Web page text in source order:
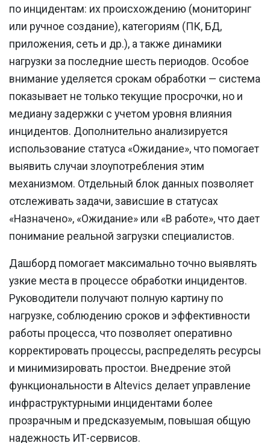
по инцидентам: их происхождению (мониторинг
или ручное создание), категориям (ПК, БД,
приложения, сеть и др.), а также динамики
нагрузки за последние шесть периодов. Особое
внимание уделяется срокам обработки — система
показывает не только текущие просрочки, но и
медиану задержки с учетом уровня влияния
инцидентов. Дополнительно анализируется
использование статуса «Ожидание», что помогает
выявить случаи злоупотребления этим
механизмом. Отдельный блок данных позволяет
отслеживать задачи, зависшие в статусах
«Назначено», «Ожидание» или «В работе», что дает
понимание реальной загрузки специалистов.
Дашборд помогает максимально точно выявлять
узкие места в процессе обработки инцидентов.
Руководители получают полную картину по
нагрузке, соблюдению сроков и эффективности
работы процесса, что позволяет оперативно
корректировать процессы, распределять ресурсы
и минимизировать простои. Внедрение этой
функциональности в Altevics делает управление
инфраструктурными инцидентами более
прозрачным и предсказуемым, повышая общую
надежность ИТ-сервисов.